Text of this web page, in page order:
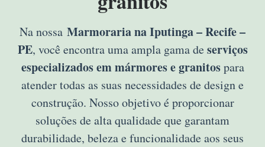
Na nossa Marmoraria na Iputinga – Recife –
PE, você encontra uma ampla gama de serviços
especializados em mármores e granitospara
atender todas as suas necessidades de design e
construção. Nosso objetivo é proporcionar
soluções de alta qualidade que garantam
durabilidade, beleza e funcionalidade aos seus